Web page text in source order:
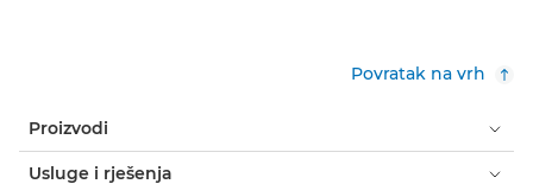
Povratak na vrh
Proizvodi
Usluge i rješenja